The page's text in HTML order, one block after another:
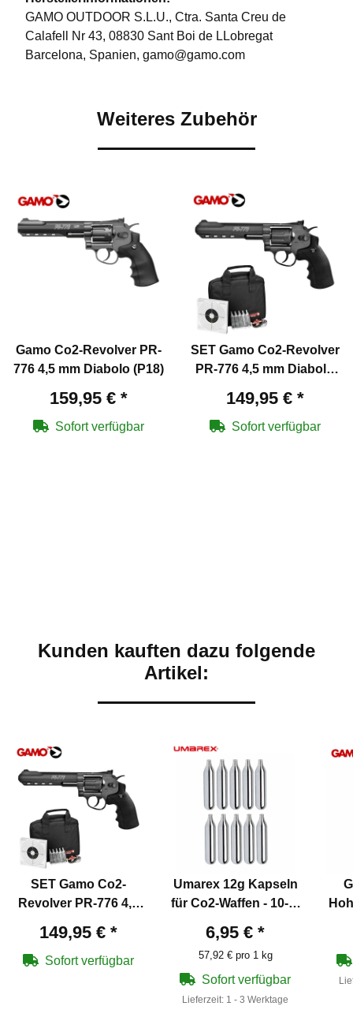
GAMO OUTDOOR S.L.U., Ctra. Santa Creu de
Calafell Nr 43, 08830 Sant Boi de LLobregat
Barcelona, Spanien, gamo@gamo.com
Weiteres Zubehör
Gamo Co2-Revolver PR-
776 4,5 mm Diabolo (P18)
159,95 € *
Sofort verfügbar
SET Gamo Co2-Revolver
PR-776 4,5 mm Diabolo
Kapseln + Diabolos
149,95 € *
Sofort verfügbar
Kunden kauften dazu folgende
Artikel:
SET Gamo Co2-
Revolver PR-776 4,5
Tasche + Co2-
Kapseln + Diabolos
149,95 € *
Sofort verfügbar
Umarex 12g Kapseln
für Co2-Waffen - 10-er
6,95 € *
57,92 € pro 1 kg
Sofort verfügbar
Lieferzeit: 1 - 3 Werktage